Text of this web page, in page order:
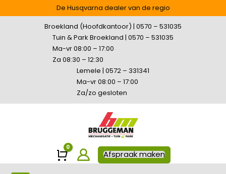
De Husqvarna dealer van de regio
Broekland (Hoofdkantoor) | 0570 – 531035
Tuin & Park Broekland | 0570 – 531035
Ma-vr 08:00 – 17:00
Za 08:30 – 12:30
Lemele | 0572 – 331341
Ma-vr 08:00 – 17:00
Za/zo gesloten
Winkelwagen
0
Afspraak maken